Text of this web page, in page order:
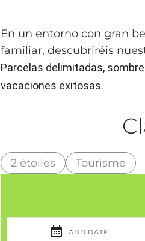
En un entorno con gran
familiar, descubriréis
Parcelas delimitadas,
vacaciones exitosas.
2 étoiles Tourisme